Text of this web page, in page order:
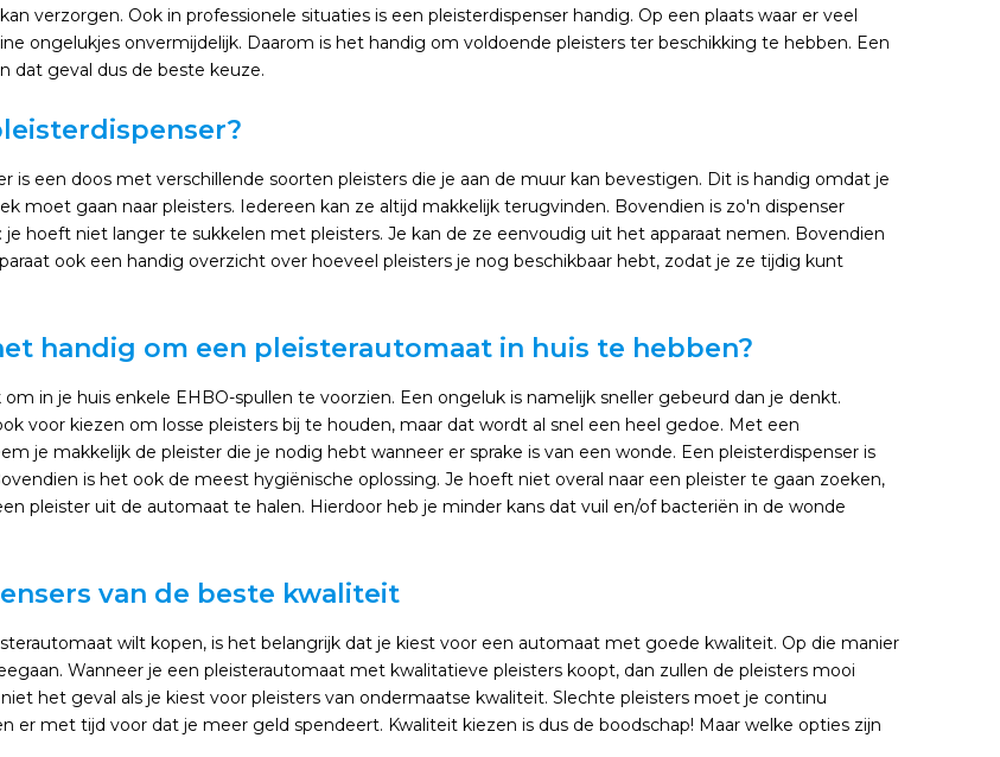
verzorgen. Ook in professionele situaties is een pleisterdispenser handig. Op een plaats waar er veel
ongelukjes onvermijdelijk. Daarom is het handig om voldoende pleisters ter beschikking te hebben. Een
dat geval dus de beste keuze.
is een doos met verschillende soorten pleisters die je aan de muur kan bevestigen. Dit is handig omdat je
moet gaan naar pleisters. Iedereen kan ze altijd makkelijk terugvinden. Bovendien is zo'n dispenser
je hoeft niet langer te sukkelen met pleisters. Je kan de ze eenvoudig uit het apparaat nemen. Bovendien
ook een handig overzicht over hoeveel pleisters je nog beschikbaar hebt, zodat je ze tijdig kunt
handig om een pleisterautomaat in huis te hebben?
in je huis enkele EHBO-spullen te voorzien. Een ongeluk is namelijk sneller gebeurd dan je denkt.
voor kiezen om losse pleisters bij te houden, maar dat wordt al snel een heel gedoe. Met een
je makkelijk de pleister die je nodig hebt wanneer er sprake is van een wonde. Een pleisterdispenser is
is het ook de meest hygiënische oplossing. Je hoeft niet overal naar een pleister te gaan zoeken,
pleister uit de automaat te halen. Hierdoor heb je minder kans dat vuil en/of bacteriën in de wonde
van de beste kwaliteit
wilt kopen, is het belangrijk dat je kiest voor een automaat met goede kwaliteit. Op die manier
Wanneer je een pleisterautomaat met kwalitatieve pleisters koopt, dan zullen de pleisters mooi
het geval als je kiest voor pleisters van ondermaatse kwaliteit. Slechte pleisters moet je continu
er met tijd voor dat je meer geld spendeert. Kwaliteit kiezen is dus de boodschap! Maar welke opties zijn